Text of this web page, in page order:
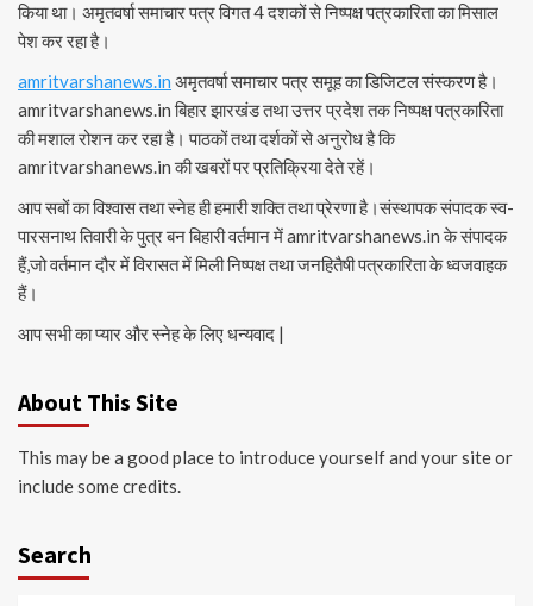
किया था। अमृतवर्षा समाचार पत्र विगत 4 दशकों से निष्पक्ष पत्रकारिता का मिसाल
पेश कर रहा है।
amritvarshanews.in अमृतवर्षा समाचार पत्र समूह का डिजिटल संस्करण है।
amritvarshanews.in बिहार झारखंड तथा उत्तर प्रदेश तक निष्पक्ष पत्रकारिता
की मशाल रोशन कर रहा है। पाठकों तथा दर्शकों से अनुरोध है कि
amritvarshanews.in की खबरों पर प्रतिक्रिया देते रहें।
आप सबों का विश्वास तथा स्नेह ही हमारी शक्ति तथा प्रेरणा है।संस्थापक संपादक स्व-
पारसनाथ तिवारी के पुत्र बन बिहारी वर्तमान में amritvarshanews.in के संपादक
हैं,जो वर्तमान दौर में विरासत में मिली निष्पक्ष तथा जनहितैषी पत्रकारिता के ध्वजवाहक
हैं।
आप सभी का प्यार और स्नेह के लिए धन्यवाद |
About This Site
This may be a good place to introduce yourself and your site or
include some credits.
Search